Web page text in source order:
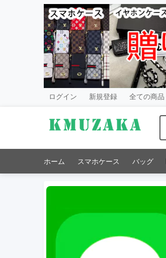
ログイン 新規登録 全ての商品
ホーム スマホケース バッグ